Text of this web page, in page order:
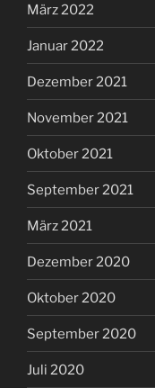
März 2022
Januar 2022
Dezember 2021
November 2021
Oktober 2021
September 2021
März 2021
Dezember 2020
Oktober 2020
September 2020
Juli 2020